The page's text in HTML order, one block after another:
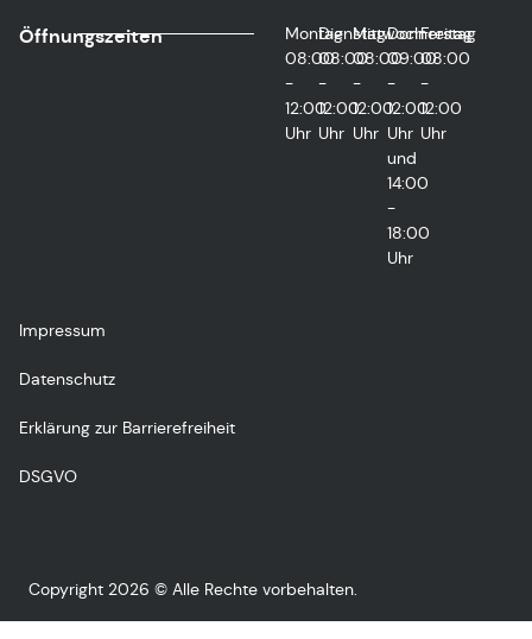
Öffnungszeiten
Montag
08:00
-
12:00
Uhr
Dienstag
08:00
-
12:00
Uhr
Mittwoch
08:00
-
12:00
Uhr
Donnerstag
09:00
-
12:00
Uhr
und
14:00
-
18:00
Uhr
Freitag
08:00
-
12:00
Uhr
Impressum
Datenschutz
Erklärung zur Barrierefreiheit
DSGVO
Copyright 2026 © Alle Rechte vorbehalten.